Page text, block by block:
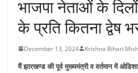
भाजपा नेताओं के
के प्रति कितना द्वेष
December 13, 2024 Krishna Bihari
मैं झारखण्ड की पूर्व मुख्यमंत्री व वर्तमान में